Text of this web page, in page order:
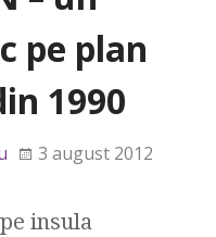
pe plan
1990
3 august 2012
insula